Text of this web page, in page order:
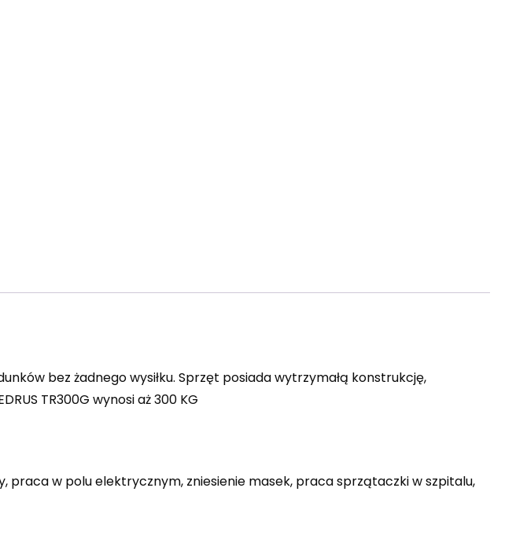
bez żadnego wysiłku. Sprzęt posiada wytrzymałą konstrukcję,
TR300G wynosi aż 300 KG
praca w polu elektrycznym, zniesienie masek, praca sprzątaczki w szpitalu,